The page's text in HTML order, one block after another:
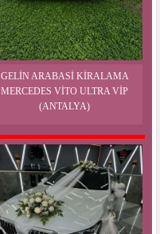
GELIN ARABASI KIRALAMA
MERCEDES VITO ULTRA VIP
(ANTALYA)